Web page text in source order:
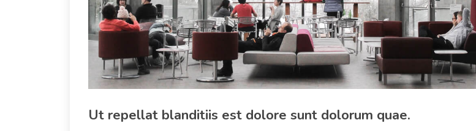
Ut repellat blanditiis est dolore sunt dolorum quae.